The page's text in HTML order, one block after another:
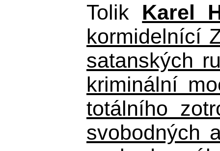
Tolik Karel
kormidelnící
satanských
kriminální
totálního
svobodných